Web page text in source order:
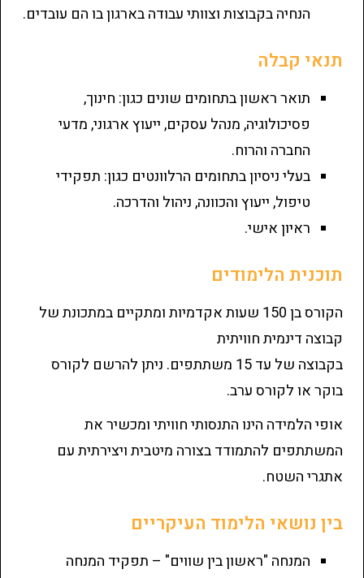
הנחיה בקבוצות וצוותי עבודה בארגון בו הם עובדים.
תנאי קבלה
תואר ראשון בתחומים שונים כגון: חינוך,
פסיכולוגיה, מנהל עסקים, ייעוץ ארגוני, מדעי
החברה והרוח.
בעלי ניסיון בתחומים הרלוונטים כגון: תפקידי
טיפול, ייעוץ והכוונה, ניהול והדרכה.
ראיון אישי.
תוכנית הלימודים
הקורס בן 150 שעות אקדמיות ומתקיים במתכונת של
קבוצה דינמית חוויתית
בקבוצה של עד 15 משתתפים. ניתן להרשם לקורס
בוקר או לקורס ערב.
אופי הלמידה הינו התנסותי חוויתי ומכשיר את
המשתתפים להתמודד בצורה מיטבית ויצירתית עם
אתגרי השטח.
בין נושאי הלימוד העיקריים
המנחה "ראשון בין שווים" – תפקיד המנחה